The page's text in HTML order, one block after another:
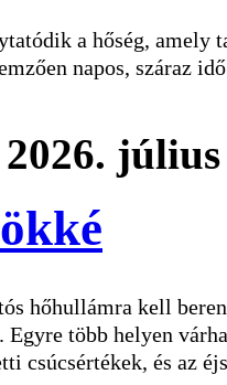
a hőség, amely
napos, száraz
július
hőhullámra kell
Egyre több helyen
csúcsértékek, és az